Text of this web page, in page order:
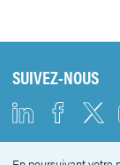
SUIVEZ-NOUS